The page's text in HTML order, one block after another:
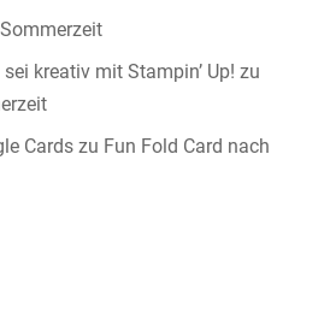
kreativ mit Stampin’ Up! zu
Cardszu Fun Fold Card nach